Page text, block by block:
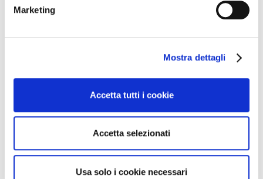
Marketing
Mostra dettagli
Accetta tutti i cookie
Accetta selezionati
Usa solo i cookie necessari
verdure dell’orto in agrodolce, torta fritta
con le paste bianca, rossa e verde
Fondente al cioccolato con gelato
In degustazione